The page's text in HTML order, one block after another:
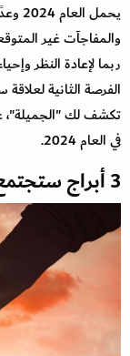
والمفاجآت غير
ربما لإعادة النظر
الفرصة الثانية
في العام 2024.
3 أبراج ستجتمع مع حب قديم في عام 2024